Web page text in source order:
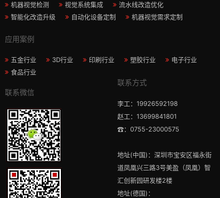
机器视觉检测 视觉系统集成
流水线改造优化
智能化改造升级
自动化设备定制 机器视觉需求定制
应用案例
五金行业 3D行业 印刷行业 塑胶行业
电子行业
食品行业
联系微信
联系方式
李工：19926592198
赵工：13699841801
☎：0755-23000575
地址(中国)：深圳市宝安区福永街
道凤凰兴三路3号美盈（凤凰）智
汇创新园研发楼2楼
地址(德国)：